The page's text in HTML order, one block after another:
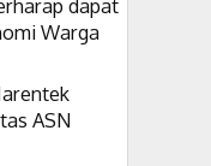
Warga
ASN